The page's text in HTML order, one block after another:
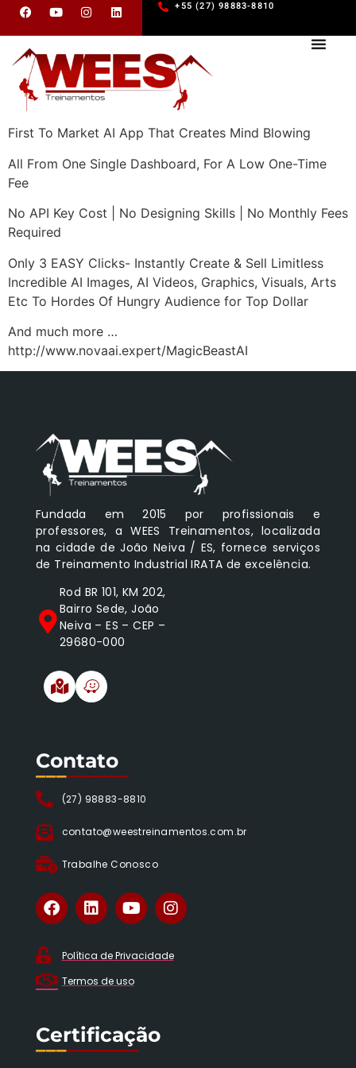
+55 (27) 98883-8810
First To Market AI App That Creates Mind Blowing
All From One Single Dashboard, For A Low One-Time
Fee
No API Key Cost | No Designing Skills | No Monthly Fees
Required
Only 3 EASY Clicks- Instantly Create & Sell Limitless
Incredible AI Images, AI Videos, Graphics, Visuals, Arts
Etc To Hordes Of Hungry Audience for Top Dollar
And much more …
http://www.novaai.expert/MagicBeastAI
Fundada em 2015 por profissionais e
professores, a WEES Treinamentos, localizada
na cidade de João Neiva / ES, fornece serviços
de Treinamento Industrial IRATA de excelência.
Rod BR 101, KM 202,
Bairro Sede, João
Neiva – ES – CEP –
29680-000
Contato
(27) 98883-8810
contato@weestreinamentos.com.br
Trabalhe Conosco
_________
Política de Privacidade
Termos de uso
Certificação
__________